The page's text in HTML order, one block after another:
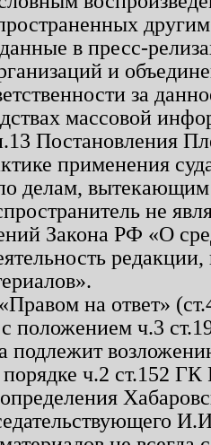
в пресс-
и
за
массовой
Постановления
применения
делам, вытекающим
не
Закона РФ «О
на ответ»
с положением ч.3
подлежит
ч.2 ст.152